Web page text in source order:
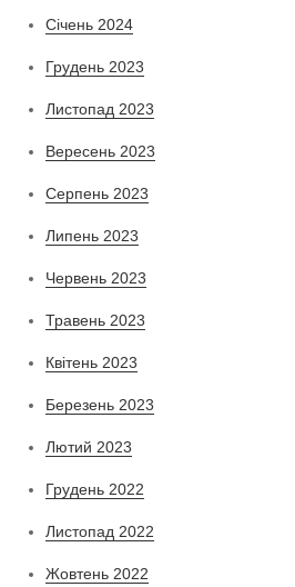
Січень 2024
Грудень 2023
Листопад 2023
Вересень 2023
Серпень 2023
Липень 2023
Червень 2023
Травень 2023
Квітень 2023
Березень 2023
Лютий 2023
Грудень 2022
Листопад 2022
Жовтень 2022